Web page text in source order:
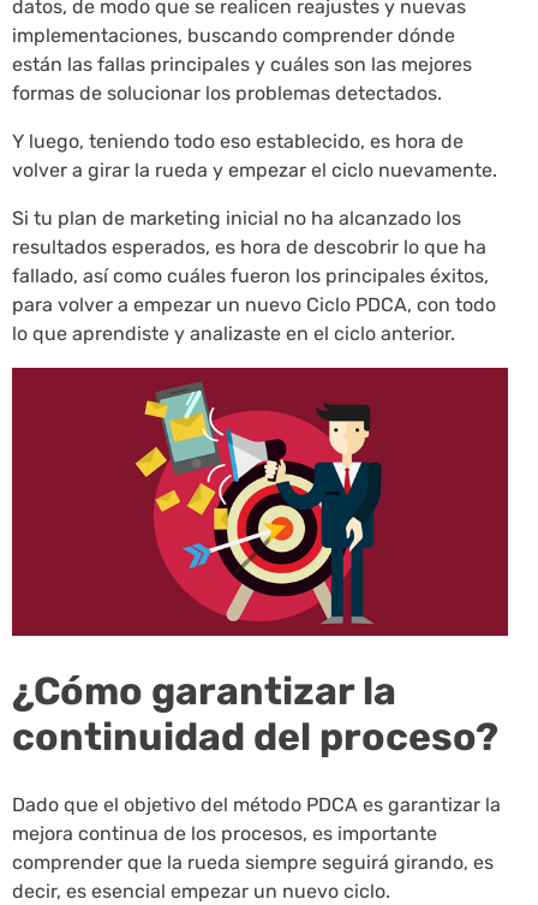
datos, de modo que se realicen reajustes y nuevas
implementaciones, buscando comprender dónde
están las fallas principales y cuáles son las mejores
formas de solucionar los problemas detectados.
Y luego, teniendo todo eso establecido, es hora de
volver a girar la rueda y empezar el ciclo nuevamente.
Si tu plan de marketing inicial no ha alcanzado los
resultados esperados, es hora de descobrir lo que ha
fallado, así como cuáles fueron los principales éxitos,
para volver a empezar un nuevo Ciclo PDCA, con todo
lo que aprendiste y analizaste en el ciclo anterior.
¿Cómo garantizar la
continuidad del proceso?
Dado que el objetivo del método PDCA es garantizar la
mejora continua de los procesos, es importante
comprender que la rueda siempre seguirá girando, es
decir, es esencial empezar un nuevo ciclo.